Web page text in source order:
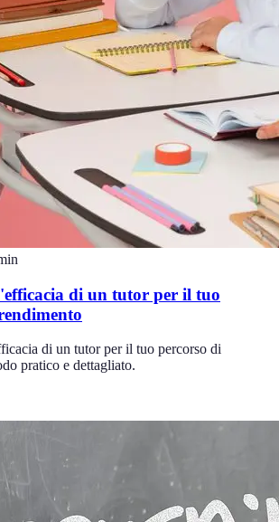
di un tutor per il tuo
di un tutor per il tuo percorso di
pratico e dettagliato.